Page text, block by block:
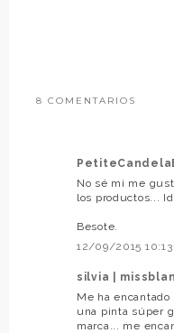
8 COMENTARIOS
No sé mi me
los productos...
Besote.
12/09/2015 10:13
silvia |
Me ha
una pinta súper
marca... me